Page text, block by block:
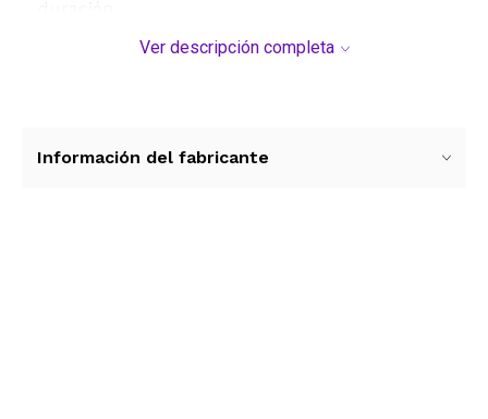
Equipado con un sensor óptico de alta precisión
cómodo y natural, reduciendo la fatiga de la
Ver descripción completa
Información del fabricante